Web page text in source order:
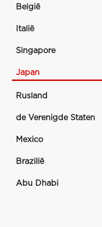
België
Italië
Singapore
Japan
Rusland
de Verenigde Staten
Mexico
Brazilië
Abu Dhabi